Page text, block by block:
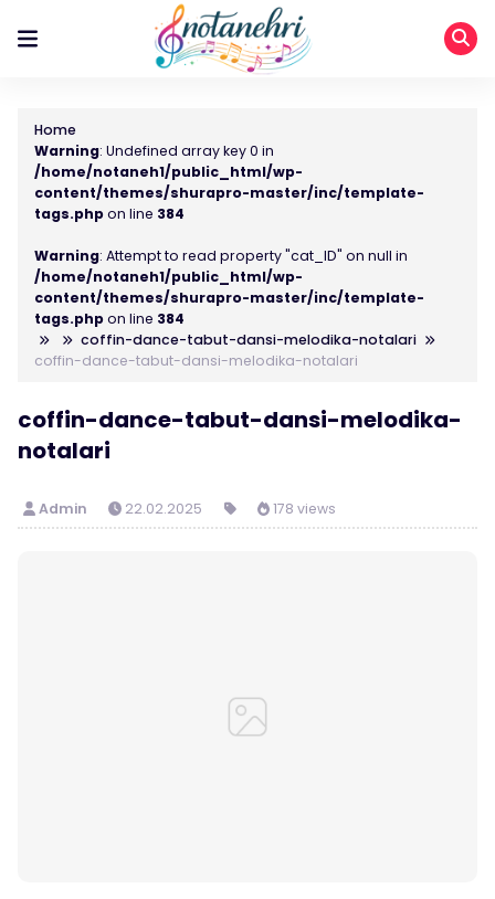
Home
Warning: Undefined array key 0 in
/home/notaneh1/public_html/wp-
content/themes/shurapro-master/inc/template-
tags.phpon line 384
Warning: Attempt to read property "cat_ID" on null in
/home/notaneh1/public_html/wp-
content/themes/shurapro-master/inc/template-
tags.phpon line 384
coffin-dance-tabut-dansi-melodika-notalari
coffin-dance-tabut-dansi-melodika-notalari
coffin-dance-tabut-dansi-melodika-
notalari
Admin 22.02.2025 178 views